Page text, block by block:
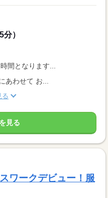
）
間となります...
あわせて お...
る
見る
ワークデビュー！服